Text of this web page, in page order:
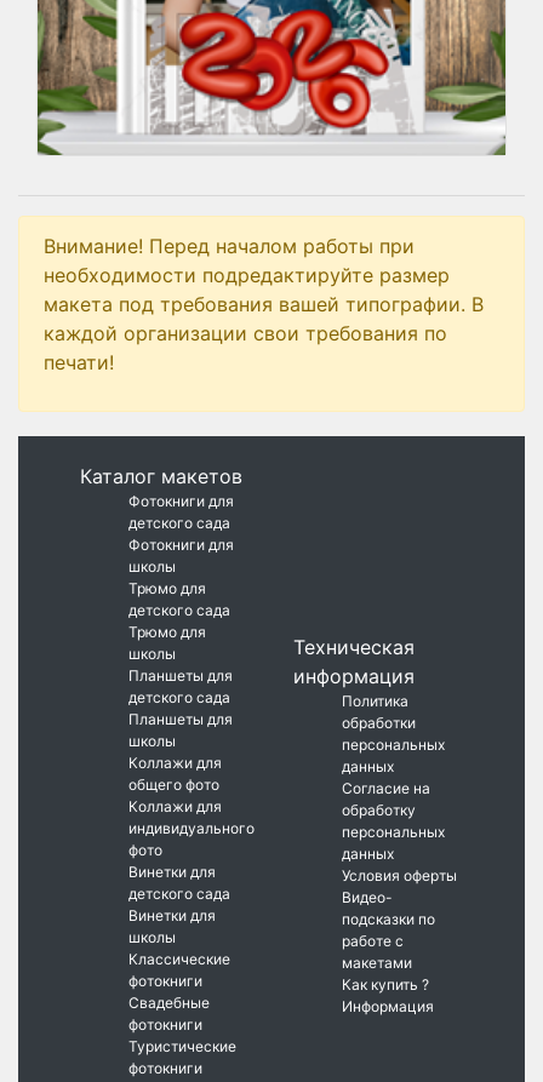
Внимание! Перед началом работы при
необходимости подредактируйте размер
макета под требования вашей типографии. В
каждой организации свои требования по
печати!
Каталог макетов
Фотокниги для
детского сада
Фотокниги для
школы
Трюмо для
детского сада
Трюмо для
школы
Планшеты для
детского сада
Планшеты для
школы
Коллажи для
общего фото
Коллажи для
индивидуального
фото
Винетки для
детского сада
Винетки для
школы
Классические
фотокниги
Свадебные
фотокниги
Туристические
фотокниги
Техническая
информация
Политика
обработки
персональных
данных
Согласие на
обработку
персональных
данных
Условия оферты
Видео-
подсказки по
работе с
макетами
Как купить ?
Информация